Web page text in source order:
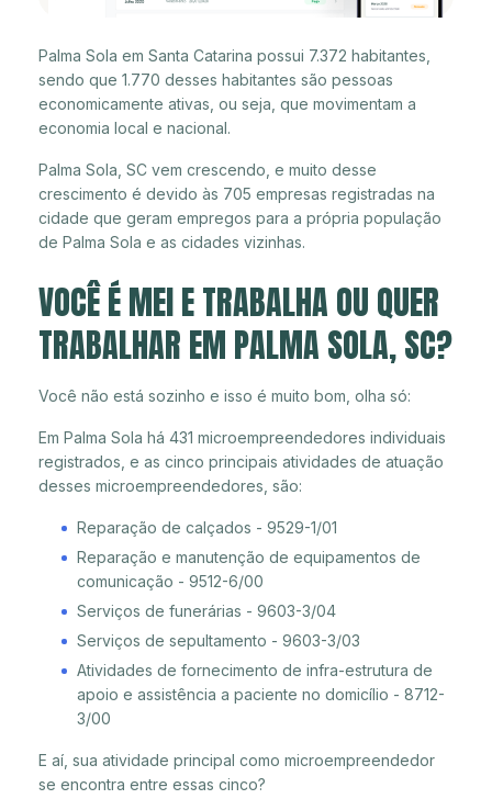
Palma Sola em Santa Catarina possui 7.372 habitantes,
sendo que 1.770 desses habitantes são pessoas
economicamente ativas, ou seja, que movimentam a
economia local e nacional.
Palma Sola, SC vem crescendo, e muito desse
crescimento é devido às 705 empresas registradas na
cidade que geram empregos para a própria população
de Palma Sola e as cidades vizinhas.
VOCÊ É MEI E TRABALHA OU QUER
TRABALHAR EM PALMA SOLA, SC?
Você não está sozinho e isso é muito bom, olha só:
Em Palma Sola há 431 microempreendedores individuais
registrados, e as cinco principais atividades de atuação
desses microempreendedores, são:
Reparação de calçados - 9529-1/01
Reparação e manutenção de equipamentos de
comunicação - 9512-6/00
Serviços de funerárias - 9603-3/04
Serviços de sepultamento - 9603-3/03
Atividades de fornecimento de infra-estrutura de
apoio e assistência a paciente no domicílio - 8712-
3/00
E aí, sua atividade principal como microempreendedor
se encontra entre essas cinco?